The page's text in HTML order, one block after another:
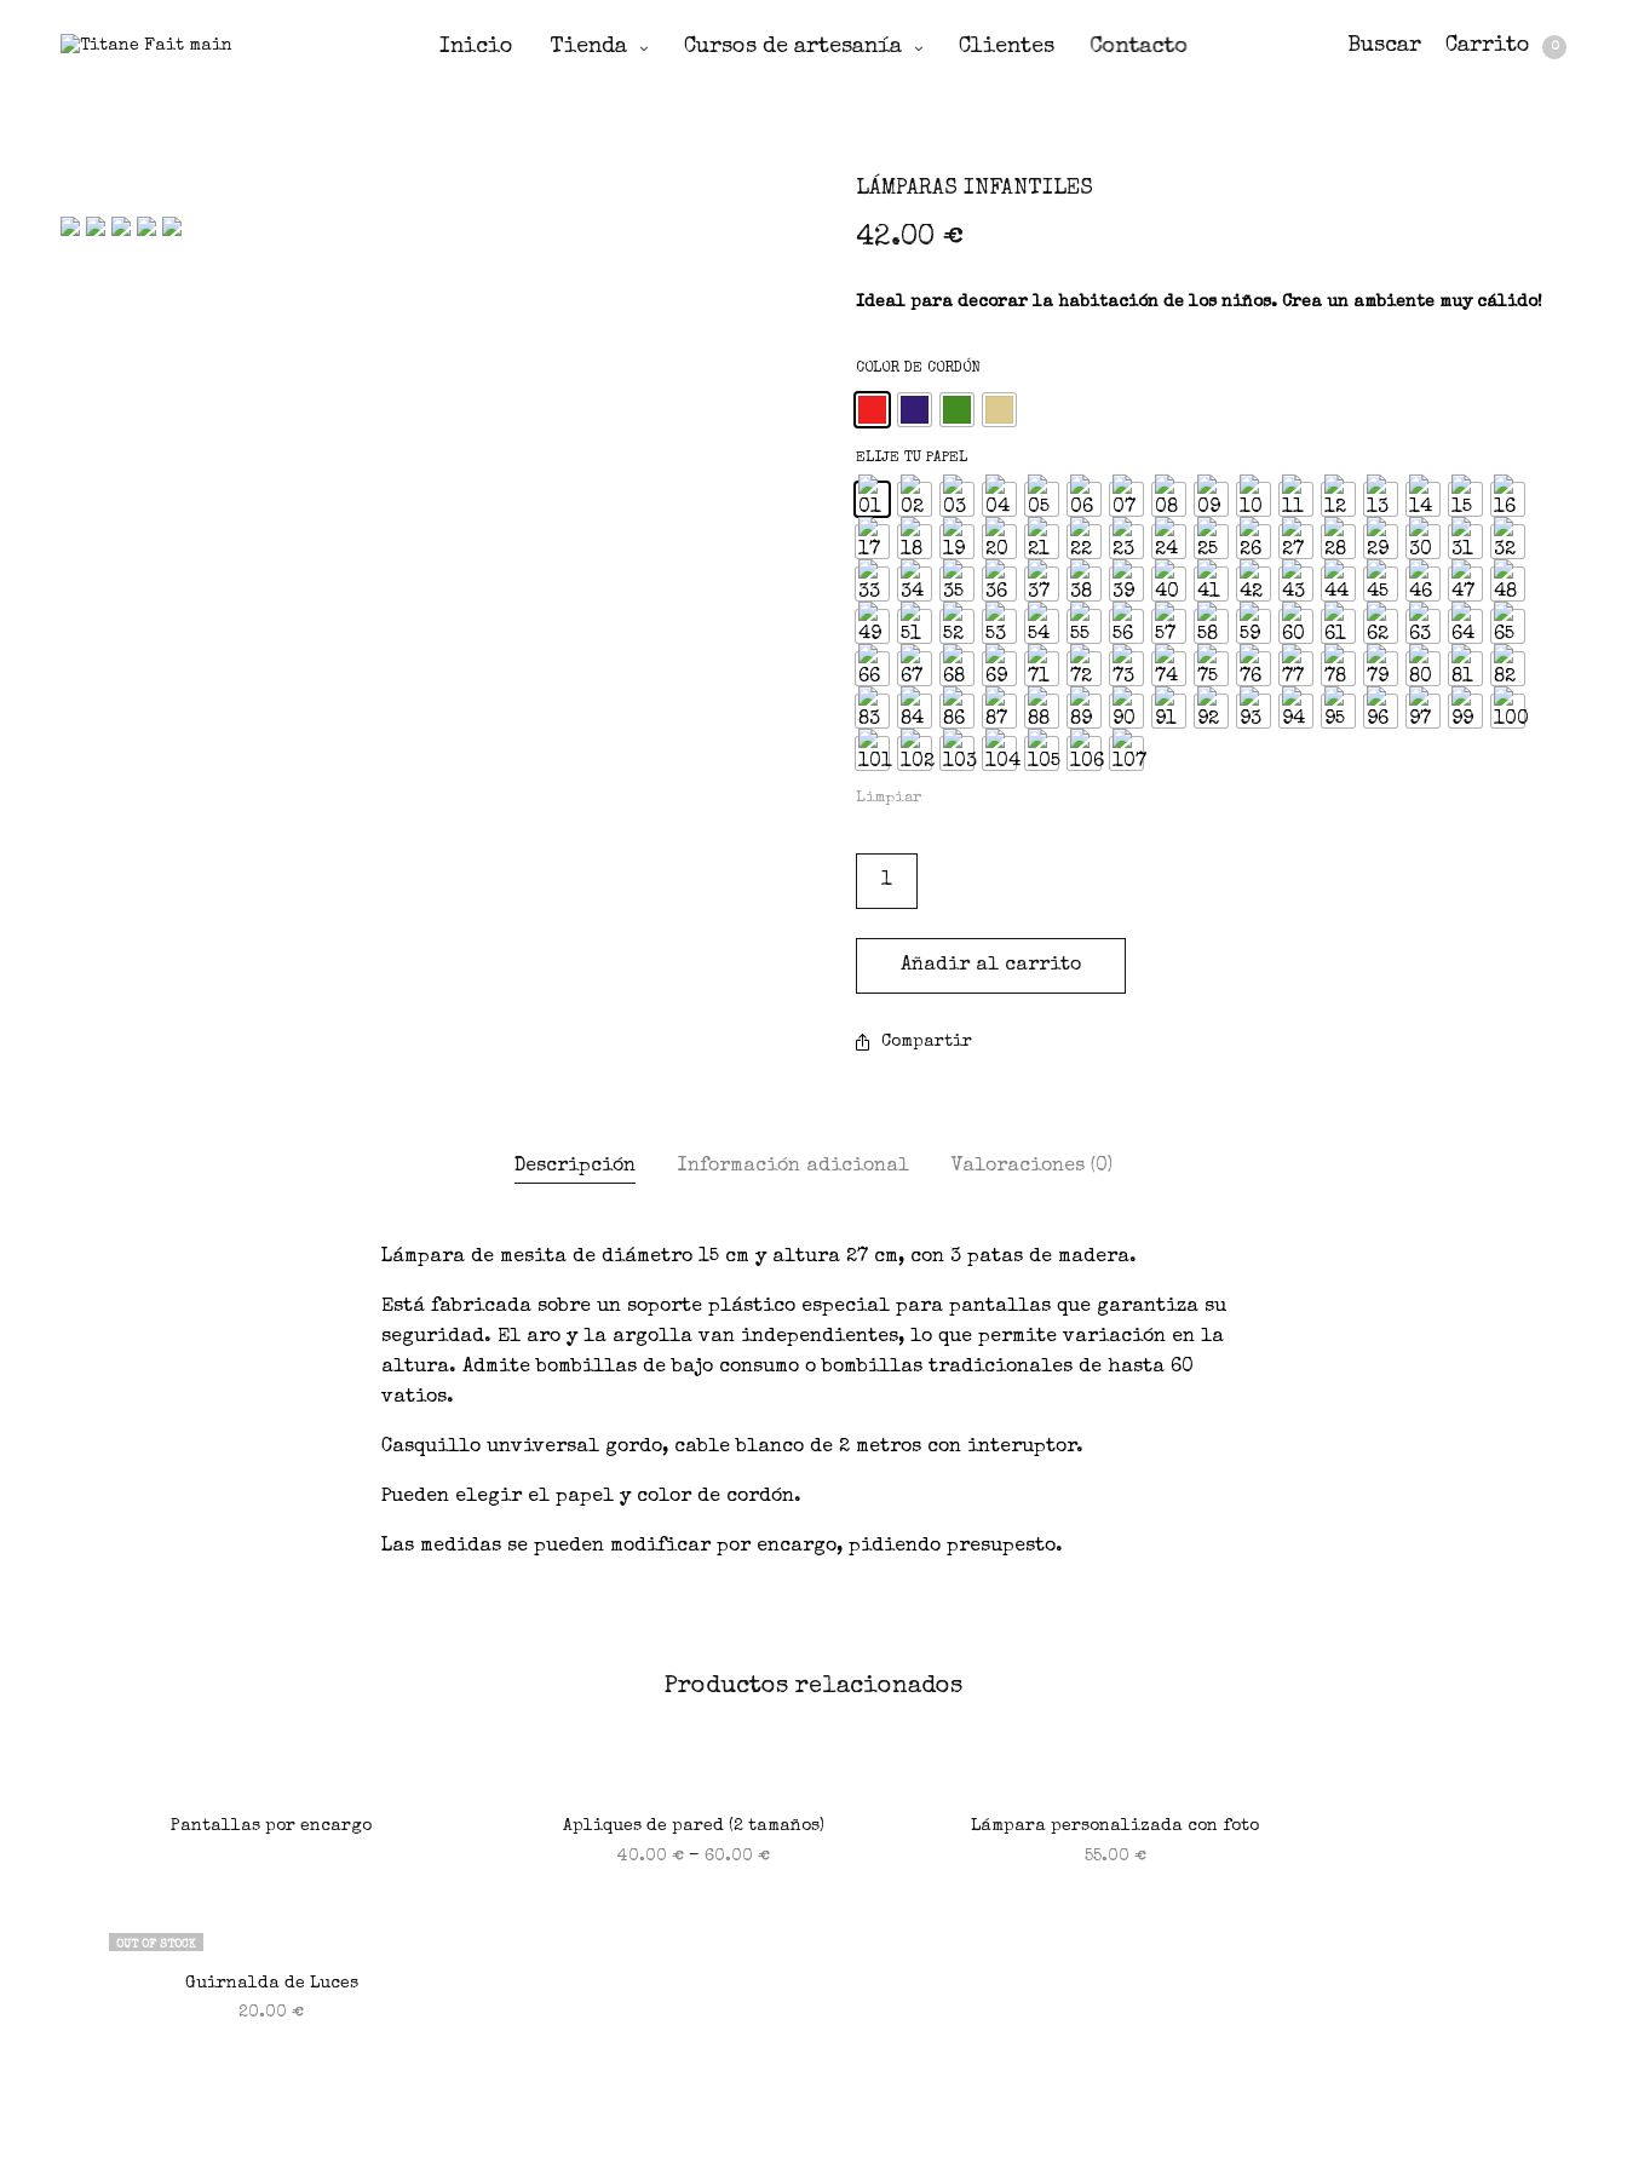
Inicio Tienda Cursos de artesanía Clientes Contacto Buscar Carrito 0
LÁMPARAS INFANTILES
42.00 €
Ideal para decorar la habitación de los niños. Crea un ambiente muy cálido!
COLOR DE CORDÓN
ELIJE TU PAPEL
Limpiar
Añadir al carrito
Compartir
Descripción Información adicional Valoraciones (0)
Lámpara de mesita de diámetro 15 cm y altura 27 cm, con 3 patas de madera.
Está fabricada sobre un soporte plástico especial para pantallas que garantiza su
seguridad. El aro y la argolla van independientes, lo que permite variación en la
altura. Admite bombillas de bajo consumo o bombillas tradicionales de hasta 60
vatios.
Casquillo unviversal gordo, cable blanco de 2 metros con interuptor.
Pueden elegir el papel y color de cordón.
Las medidas se pueden modificar por encargo, pidiendo presupesto.
Productos relacionados
Pantallas por encargo
Apliques de pared (2 tamaños)
40.00 €– 60.00 €
Lámpara personalizada con foto
55.00 €
OUT OF STOCK
Guirnalda de Luces
20.00€